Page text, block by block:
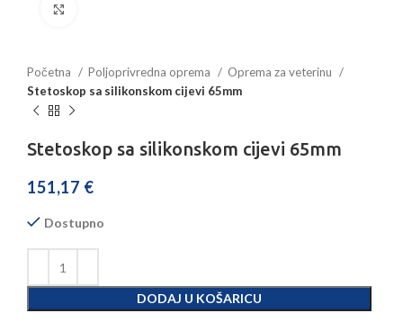
Početna Poljoprivredna oprema
Oprema za veterinu
Stetoskop sa silikonskom cijevi 65mm
Stetoskop sa silikonskom cijevi 65mm
151,17 €
Dostupno
DODAJ U KOŠARICU